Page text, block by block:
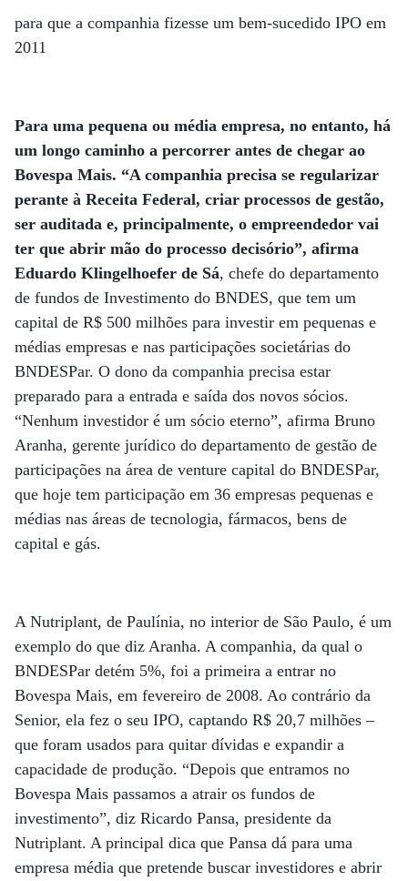
para que a companhia fizesse um bem-sucedido IPO em
2011
Para uma pequena ou média empresa, no entanto, há
um longo caminho a percorrer antes de chegar ao
Bovespa Mais. “A companhia precisa se regularizar
perante à Receita Federal, criar processos de gestão,
ser auditada e, principalmente, o empreendedor vai
ter que abrir mão do processo decisório”, afirma
Eduardo Klingelhoefer de Sá, chefe do departamento
de fundos de Investimento do BNDES, que tem um
capital de R$ 500 milhões para investir em pequenas e
médias empresas e nas participações societárias do
BNDESPar. O dono da companhia precisa estar
preparado para a entrada e saída dos novos sócios.
“Nenhum investidor é um sócio eterno”, afirma Bruno
Aranha, gerente jurídico do departamento de gestão de
participações na área de venture capital do BNDESPar,
que hoje tem participação em 36 empresas pequenas e
médias nas áreas de tecnologia, fármacos, bens de
capital e gás.
A Nutriplant, de Paulínia, no interior de São Paulo, é um
exemplo do que diz Aranha. A companhia, da qual o
BNDESPar detém 5%, foi a primeira a entrar no
Bovespa Mais, em fevereiro de 2008. Ao contrário da
Senior, ela fez o seu IPO, captando R$ 20,7 milhões –
que foram usados para quitar dívidas e expandir a
capacidade de produção. “Depois que entramos no
Bovespa Mais passamos a atrair os fundos de
investimento”, diz Ricardo Pansa, presidente da
Nutriplant. A principal dica que Pansa dá para uma
empresa média que pretende buscar investidores e abrir